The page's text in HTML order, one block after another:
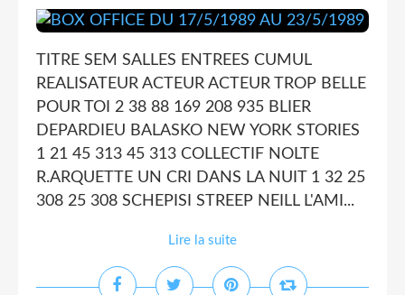
TITRE SEM SALLES ENTREES CUMUL
REALISATEUR ACTEUR ACTEUR TROP BELLE
POUR TOI 2 38 88 169 208 935 BLIER
DEPARDIEU BALASKO NEW YORK STORIES
1 21 45 313 45 313 COLLECTIF NOLTE
R.ARQUETTE UN CRI DANS LA NUIT 1 32 25
308 25 308 SCHEPISI STREEP NEILL L'AMI...
Lire la suite